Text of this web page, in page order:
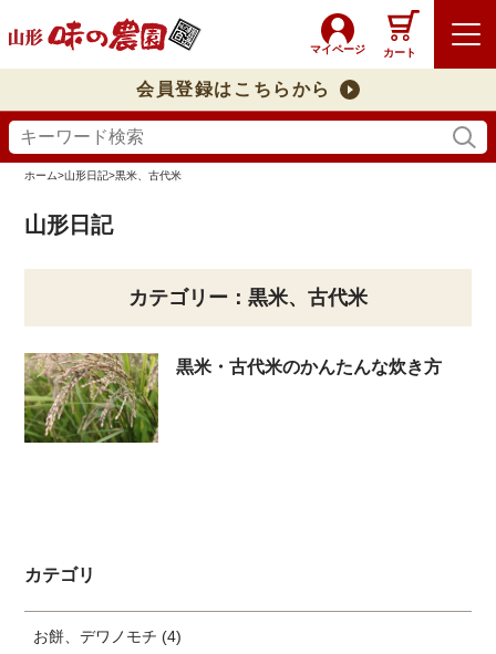
マイページ カート
会員登録はこちらから
ホーム>山形日記>黒米、古代米
山形日記
カテゴリー：黒米、古代米
黒米・古代米のかんたんな炊き方
カテゴリ
お餅、デワノモチ (4)